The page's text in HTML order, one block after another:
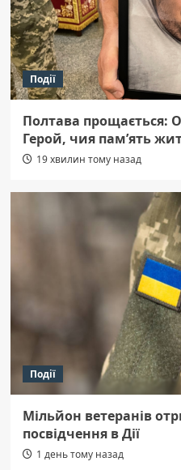
Події
Полтава прощається:
Герой, чия пам’ять
19 хвилин тому назад
Події
Мільйон ветеранів
посвідчення в Дії
1 день тому назад